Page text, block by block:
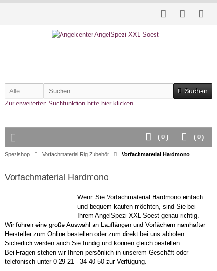
Suchen
Zur erweiterten Suchfunktion bitte hier klicken
( 0 )
( 0 )
Spezishop Vorfachmaterial Rig Zubehör Vorfachmaterial Hardmono
Vorfachmaterial Hardmono
Wenn Sie Vorfachmaterial Hardmono einfach
und bequem kaufen möchten, sind Sie bei
Ihrem AngelSpezi XXL Soest genau richtig.
Wir führen eine große Auswahl an Lauflängen und Vorfächern namhafter
Hersteller zum Online bestellen oder zum direkt bei uns abholen.
Sicherlich werden auch Sie fündig und können gleich bestellen.
Bei Fragen stehen wir Ihnen persönlich in unserem Geschäft oder
telefonisch unter 0 29 21 - 34 40 50 zur Verfügung.